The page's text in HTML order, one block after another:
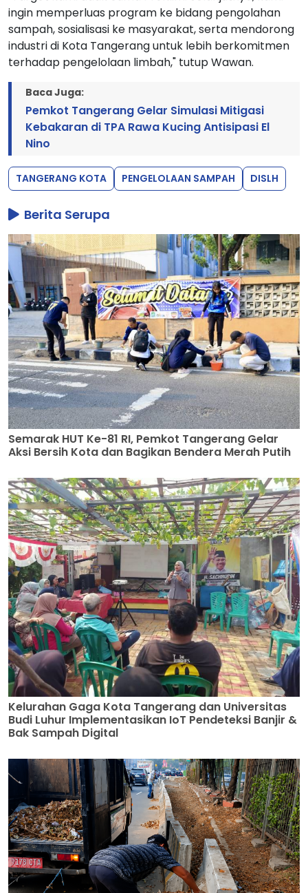
"Target kami tidak cuma ProKlim. Selanjutnya, kami
ingin memperluas program ke bidang pengolahan
sampah, sosialisasi ke masyarakat, serta mendorong
industri di Kota Tangerang untuk lebih berkomitmen
Baca Juga:
Pemkot Tangerang Gelar Simulasi Mitigasi
Kebakaran di TPA Rawa Kucing Antisipasi El
TANGERANG KOTA PENGELOLAAN SAMPAH DISLH
Berita Serupa
Semarak HUT Ke-81 RI, Pemkot Tangerang Gelar
Kelurahan Gaga Kota Tangerang dan Universitas
Budi Luhur Implementasikan IoT Pendeteksi Banjir &